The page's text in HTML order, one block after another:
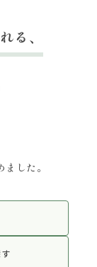
る、
した。